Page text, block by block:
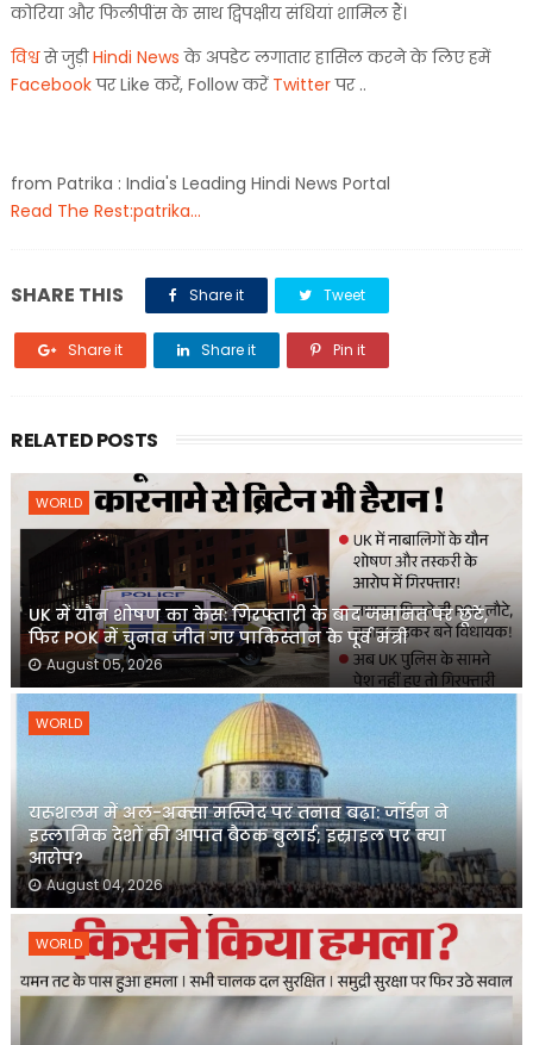
कोरिया और फिलीपींस के साथ द्विपक्षीय संधियां शामिल हैं।
विश्वसे जुड़ीHindi News के अपडेट लगातार हासिल करने के लिए हमें
Facebookपर Like करें, Follow करें Twitterपर ..
from Patrika : India's Leading Hindi News Portal
Read The Rest:patrika...
SHARE THIS Share it Tweet
Share it Share it Pin it
RELATED POSTS
WORLD
UK में यौन शोषण का केस: गिरफ्तारी के बाद जमानत पर छूटे,
फिर POK में चुनाव जीत गए पाकिस्तान के पूर्व मंत्री
August 05, 2026
WORLD
यरूशलम में अल-अक्सा मस्जिद पर तनाव बढ़ा: जॉर्डन ने
इस्लामिक देशों की आपात बैठक बुलाई; इस्राइल पर क्या
आरोप?
August 04, 2026
WORLD